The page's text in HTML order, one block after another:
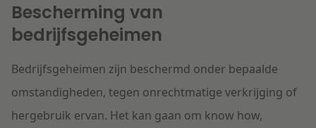
Bescherming van
bedrijfsgeheimen
Bedrijfsgeheimen zijn beschermd onder bepaalde
omstandigheden, tegen onrechtmatige verkrijging of
hergebruik ervan. Het kan gaan om know how,